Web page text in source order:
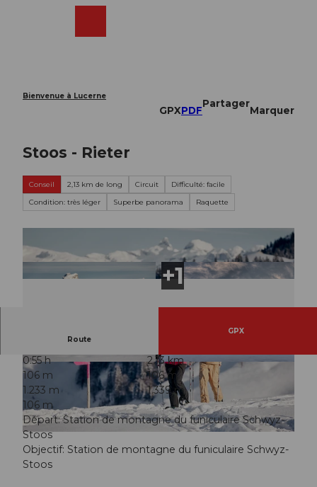
Bienvenue à Lucerne
GPXPDF
Partager
Marquer
Stoos - Rieter
Conseil 2,13 km de long Circuit
Difficulté: facile
Condition: très léger
Superbe panorama Raquette
© Beat Brechbühl, Stoos-Muotatal Tourismus
© Beat Brechbühl, Stoos-Muotatal Tourismus © Roger Betschart, Stoos-Muotatal Tourismus
Route
GPX
0:55 h
2,13 km
106 m
106 m
1.233 m
1.339 m
106 m
Départ: Station de montagne du funiculaire Schwyz-
Stoos
Objectif: Station de montagne du funiculaire Schwyz-
Stoos